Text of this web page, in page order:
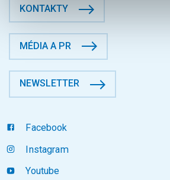
KONTAKTY
MÉDIA A PR
NEWSLETTER
Facebook
Instagram
Youtube